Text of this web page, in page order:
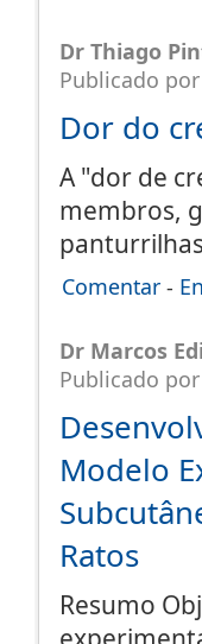
Dr Thiago
Publicado
Dor do
A "dor de
membros,
Comentar -
Dr Marcos
Publicado
Modelo
Ratos
Resumo